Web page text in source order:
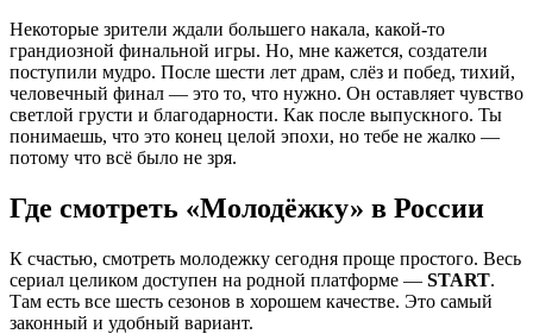
Некоторые зрители ждали большего накала, какой-то
грандиозной финальной игры. Но, мне кажется, создатели
поступили мудро. После шести лет драм, слёз и побед, тихий,
человечный финал — это то, что нужно. Он оставляет чувство
светлой грусти и благодарности. Как после выпускного. Ты
понимаешь, что это конец целой эпохи, но тебе не жалко —
потому что всё было не зря.
Где смотреть «Молодёжку» в России
К счастью, смотреть молодежку сегодня проще простого. Весь
сериал целиком доступен на родной платформе — START.
Там есть все шесть сезонов в хорошем качестве. Это самый
законный и удобный вариант.